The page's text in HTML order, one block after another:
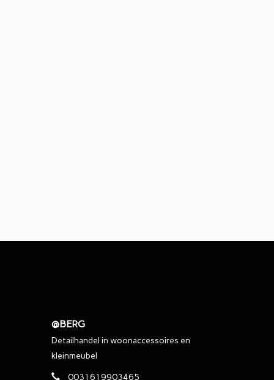
@BERG
Detailhandel in woonaccessoires en
kleinmeubel
0031619903465